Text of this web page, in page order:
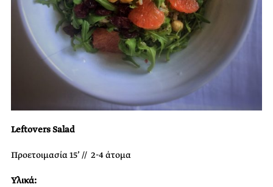
Leftovers Salad
Προετοιμασία 15’ // 2-4 άτομα
Υλικά: